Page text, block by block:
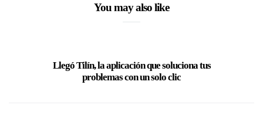
You may also like
Llegó Tilín, la aplicación que soluciona tus
problemas con un solo clic